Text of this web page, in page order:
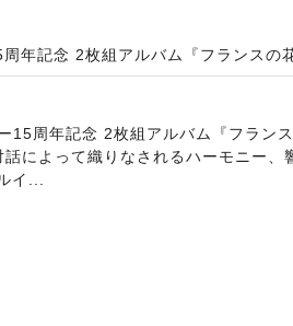
年記念 2枚組アルバム『フランスの花
15周年記念 2枚組アルバム『フラ
によって織りなされるハーモニー
イ...